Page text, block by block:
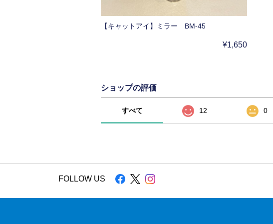
【キャットアイ】ミラー BM-45
¥1,650
ショップの評価
すべて 12 0
FOLLOW US